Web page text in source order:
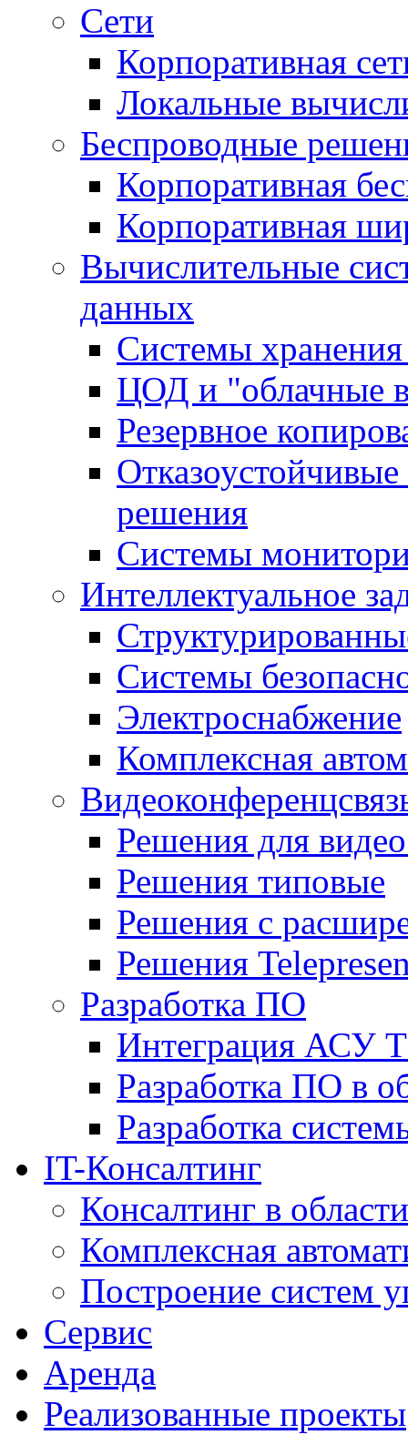
Сети
Корпоративная
Локальные
Беспроводные
Корпоративная
Корпоративная
Вычислительные
данных
Системы
ЦОД и "облачные
Резервное
решения
Системы
Интеллектуальное
Системы
Электроснабжение
Комплексная
Решения для
Решения типовые
Решения с
Решения
Разработка ПО
Интеграция АСУ
Разработка ПО в
Разработка
IT-Консалтинг
Консалтинг в
Комплексная
Построение систем
Сервис
Аренда
Реализованные проекты